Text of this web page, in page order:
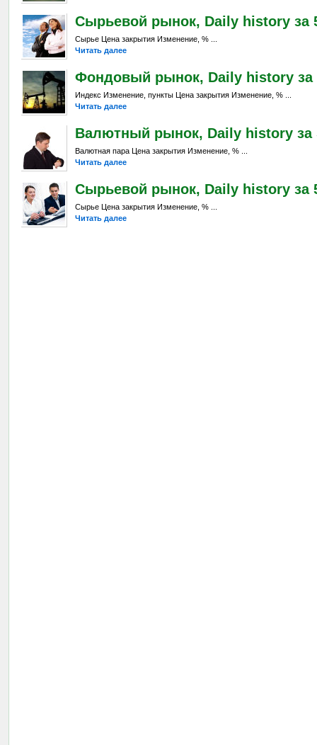
Сырьевой рынок, Daily history за 5
Сырье Цена закрытия Изменение, % ...
Читать далее
Фондовый рынок, Daily history за
Индекс Изменение, пункты Цена закрытия Изменение, % ...
Читать далее
Валютный рынок, Daily history за
Валютная пара Цена закрытия Изменение, % ...
Читать далее
Сырьевой рынок, Daily history за
Сырье Цена закрытия Изменение, % ...
Читать далее